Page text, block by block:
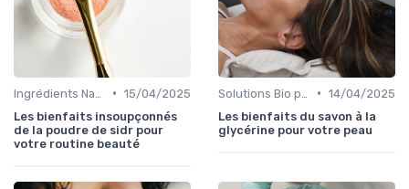
• 15/04/2025
Les bienfaits insoupçonnés
de la poudre de sidr pour
votre routine beauté
• 14/04/2025
Les bienfaits du savon à la
glycérine pour votre peau